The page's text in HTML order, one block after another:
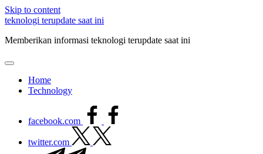
Skip to content
teknologi terupdate saat ini
Memberikan informasi teknologi terupdate saat ini
Home
Technology
facebook.com
twitter.com